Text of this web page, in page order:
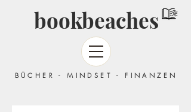
bookbeaches
BÜCHER - MINDSET - FINANZEN